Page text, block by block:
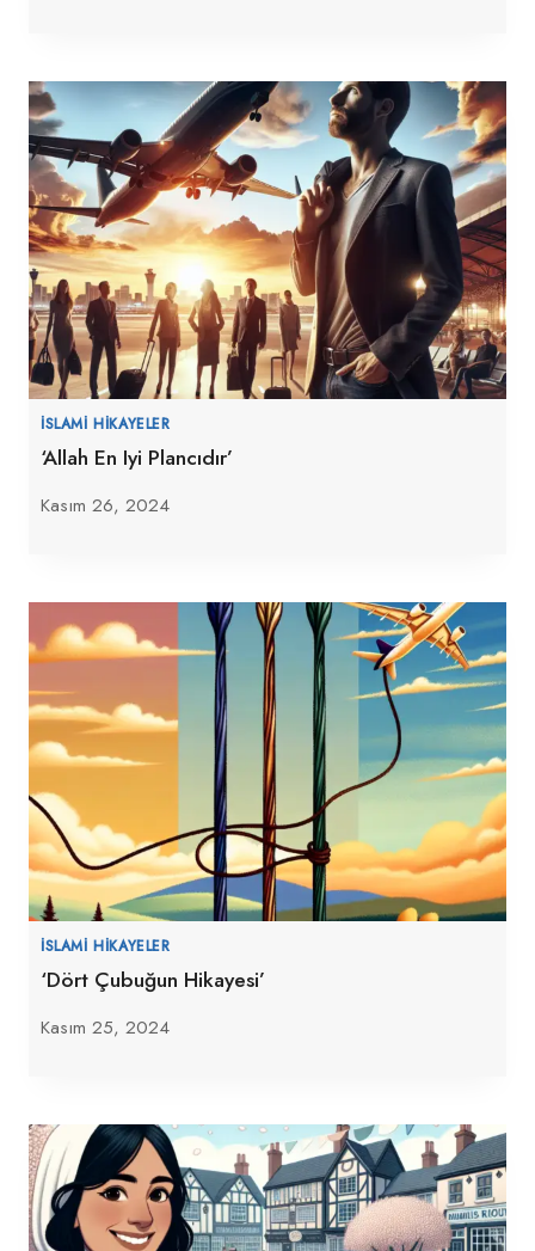
İSLAMI HIKAYELER
‘Allah En Iyi Plancıdır’
Kasım 26, 2024
İSLAMI HIKAYELER
‘Dört Çubuğun Hikayesi’
Kasım 25, 2024